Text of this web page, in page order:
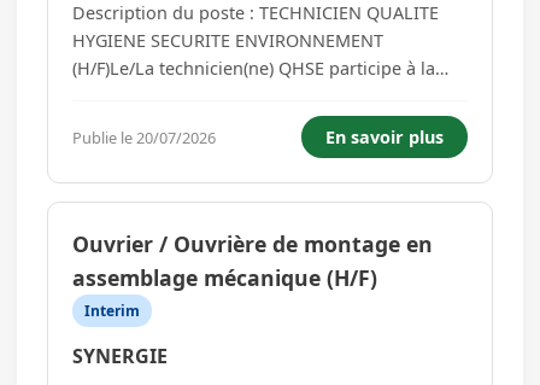
Description du poste : TECHNICIEN QUALITE
HYGIENE SECURITE ENVIRONNEMENT
(H/F)Le/La technicien(ne) QHSE participe à la
niveaux.Il/Elle épaule la Responsable QHSE sur
le respect de la réglementation/législation
applicable à l'entreprise (qu'elle soit ...
Publie le 20/07/2026 En savoir plus
Ouvrier / Ouvrière de montage en
assemblage mécanique (H/F)
Interim
SYNERGIE